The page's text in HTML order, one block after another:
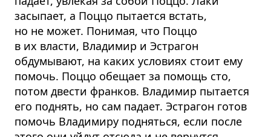
засыпает, а Поццо пытается встать,
но не может. Понимая, что Поццо
в их власти, Владимир и Эстрагон
обдумывают, на каких условиях стоит ему
помочь. Поццо обещает за помощь сто,
потом двести франков. Владимир пытается
его поднять, но сам падает. Эстрагон готов
помочь Владимиру подняться, если после